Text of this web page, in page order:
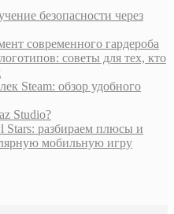
безопасности через
современного гардероба
советы для тех, кто
Steam: обзор удобного
Studio?
Stars: разбираем плюсы и
мобильную игру